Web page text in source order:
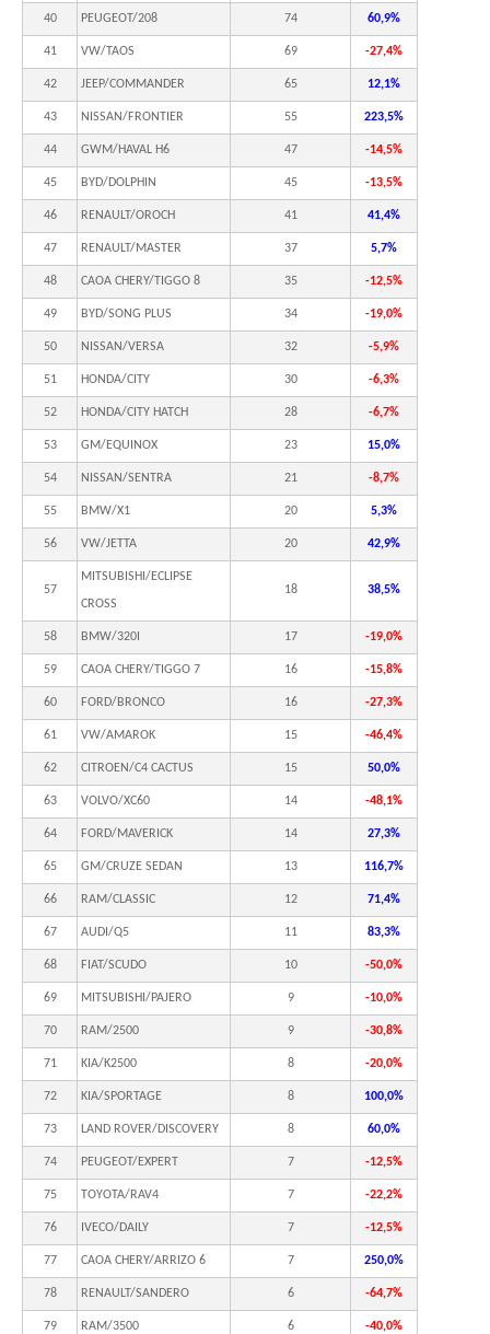
40 PEUGEOT/208 74 60,9%
41 VW/TAOS 69 -27,4%
42 JEEP/COMMANDER 65 12,1%
43 NISSAN/FRONTIER 55 223,5%
44 GWM/HAVAL H6 47 -14,5%
45 BYD/DOLPHIN 45 -13,5%
46 RENAULT/OROCH 41 41,4%
47 RENAULT/MASTER 37 5,7%
48 CAOA CHERY/TIGGO 8 35 -12,5%
49 BYD/SONG PLUS 34 -19,0%
50 NISSAN/VERSA 32 -5,9%
51 HONDA/CITY 30 -6,3%
52 HONDA/CITY HATCH 28 -6,7%
53 GM/EQUINOX 23 15,0%
54 NISSAN/SENTRA 21 -8,7%
55 BMW/X1 20 5,3%
56 VW/JETTA 20 42,9%
57
MITSUBISHI/ECLIPSE
CROSS
18 38,5%
58 BMW/320I 17 -19,0%
59 CAOA CHERY/TIGGO 7 16 -15,8%
60 FORD/BRONCO 16 -27,3%
61 VW/AMAROK 15 -46,4%
62 CITROEN/C4 CACTUS 15 50,0%
63 VOLVO/XC60 14 -48,1%
64 FORD/MAVERICK 14 27,3%
65 GM/CRUZE SEDAN 13 116,7%
66 RAM/CLASSIC 12 71,4%
67 AUDI/Q5 11 83,3%
68 FIAT/SCUDO 10 -50,0%
69 MITSUBISHI/PAJERO 9 -10,0%
70 RAM/2500 9 -30,8%
71 KIA/K2500 8 -20,0%
72 KIA/SPORTAGE 8 100,0%
73 LAND ROVER/DISCOVERY 8 60,0%
74 PEUGEOT/EXPERT 7 -12,5%
75 TOYOTA/RAV4 7 -22,2%
76 IVECO/DAILY 7 -12,5%
77 CAOA CHERY/ARRIZO 6 7 250,0%
78 RENAULT/SANDERO 6 -64,7%
79 RAM/3500 6 -40,0%